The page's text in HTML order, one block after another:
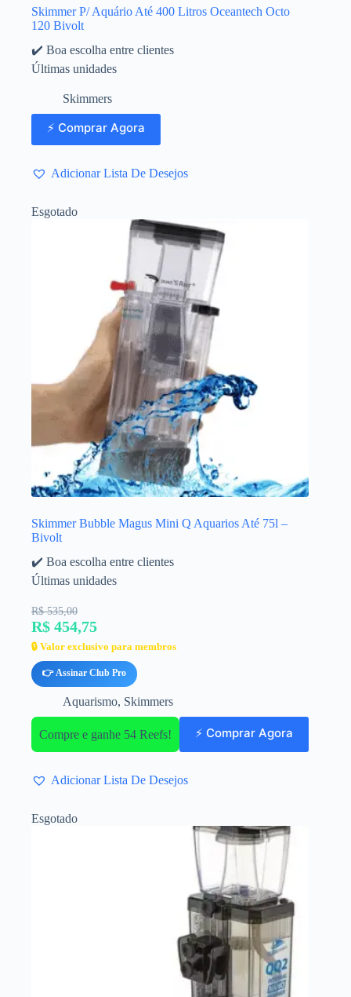
Skimmer P/ Aquário Até 400 Litros Oceantech Octo
120 Bivolt
✔️ Boa escolha entre clientes
Últimas unidades
Skimmers
⚡ Comprar Agora
Adicionar Lista De Desejos
Esgotado
Skimmer Bubble Magus Mini Q Aquarios Até 75l –
Bivolt
✔️ Boa escolha entre clientes
Últimas unidades
R$ 535,00
R$ 454,75
🔒 Valor exclusivo para membros
👉 Assinar Club Pro
Aquarismo, Skimmers
Compre e ganhe 54 Reefs! ⚡ Comprar Agora
Adicionar Lista De Desejos
Esgotado